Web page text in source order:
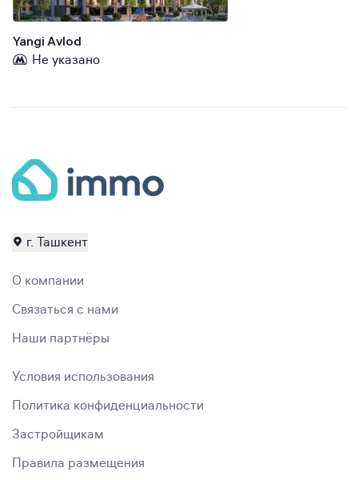
Yangi Avlod
Не указано
г. Ташкент
О компании
Связаться с нами
Наши партнёры
Условия использования
Политика конфиденциальности
Застройщикам
Правила размещения